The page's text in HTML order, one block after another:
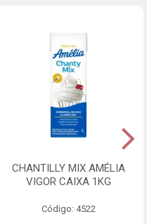
CHANTILLY MIX AMÉLIA
VIGOR CAIXA 1KG
Código: 4522